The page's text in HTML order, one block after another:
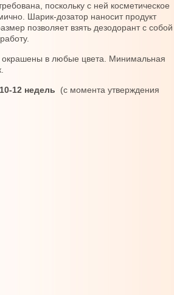
поскольку с ней косметическое
Шарик-дозатор наносит продукт
позволяет взять дезодорант с собой
окрашены в любые цвета. Минимальная
12 недель
(с момента утверждения